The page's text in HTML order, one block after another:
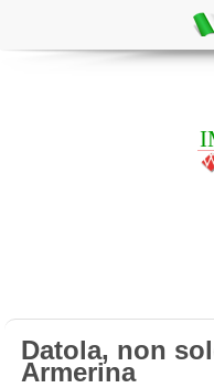
Datola, non
Armerina